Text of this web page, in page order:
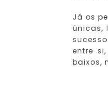
Já os
únicas,
entre
baixos,